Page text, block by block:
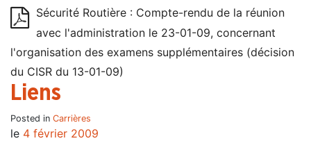
Sécurité Routière : Compte-rendu de la réunion
avec l'administration le 23-01-09, concernant
l'organisation des examens supplémentaires (décision
du CISR du 13-01-09)
Liens
Posted in Carrières
le 4 février 2009